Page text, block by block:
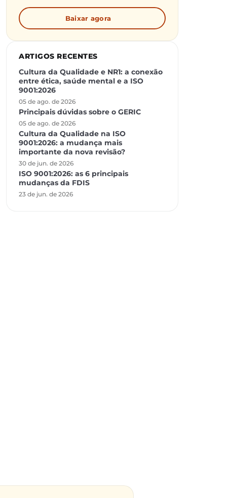
Baixar agora
ARTIGOS RECENTES
Cultura da Qualidade e NR1: a conexão
entre ética, saúde mental e a ISO
9001:2026
05 de ago. de 2026
Principais dúvidas sobre o GERIC
05 de ago. de 2026
Cultura da Qualidade na ISO
9001:2026: a mudança mais
importante da nova revisão?
30 de jun. de 2026
ISO 9001:2026: as 6 principais
mudanças da FDIS
23 de jun. de 2026